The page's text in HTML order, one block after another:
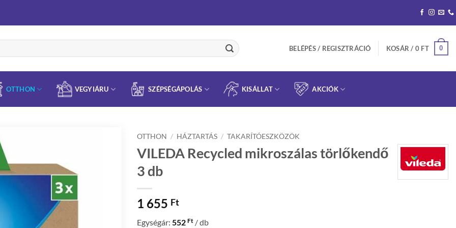
BELÉPÉS / REGISZTRÁCIÓ KOSÁR / 0 FT 0
OTTHON VEGYIÁRU SZÉPSÉGÁPOLÁS KISÁLLAT AKCIÓK
OTTHON / HÁZTARTÁS / TAKARÍTÓESZKÖZÖK
VILEDA Recycled mikroszálas törlőkendő
3 db
1 655 Ft
Egységár: 552 Ft / db